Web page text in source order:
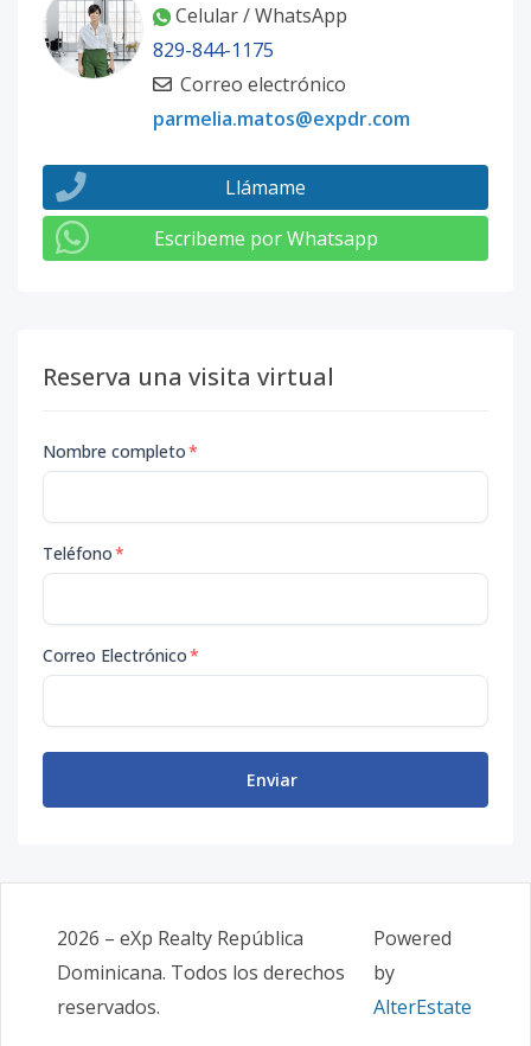
Celular / WhatsApp
829-844-1175
Correo electrónico
parmelia.matos@expdr.com
Llámame
Escribeme por Whatsapp
Reserva una visita virtual
Nombre completo*
Teléfono*
Correo Electrónico*
Enviar
2026 – eXp Realty República
Dominicana. Todos los derechos
reservados.
Powered
by
AlterEstate